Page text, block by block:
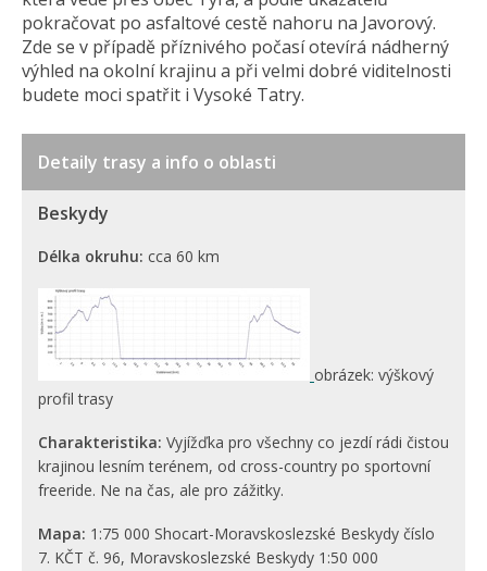
pokračovat po asfaltové cestě nahoru na Javorový.
Zde se v případě příznivého počasí otevírá nádherný
výhled na okolní krajinu a při velmi dobré viditelnosti
budete moci spatřit i Vysoké Tatry.
Detaily trasy a info o oblasti
Beskydy
Délka okruhu: cca 60 km
obrázek: výškový
profil trasy
Charakteristika: Vyjížďka pro všechny co jezdí rádi čistou
krajinou lesním terénem, od cross-country po sportovní
freeride. Ne na čas, ale pro zážitky.
Mapa: 1:75 000 Shocart-Moravskoslezské Beskydy číslo
7. KČT č. 96, Moravskoslezské Beskydy 1:50 000